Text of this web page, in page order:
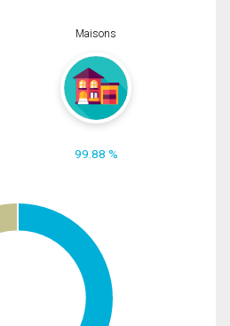
Maisons
99.88 %